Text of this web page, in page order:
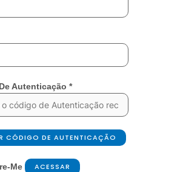
Autenticação *
CÓDIGO DE AUTENTICAÇÃO
Me ACESSAR